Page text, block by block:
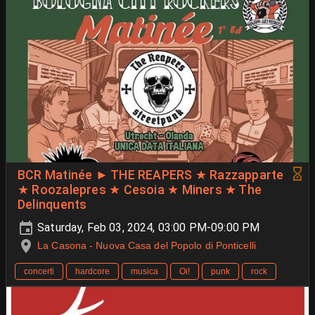
BCR Matinée ► THE REAPERS ★ Razzapparte
★ Roozalepres ★ Cesoia ★ Miners ★ The
Delinquents
Saturday, Feb 03, 2024, 03:00 PM-09:00 PM
La Casona - Nuova Casa del Popolo di Ponticelli
concerti hardcore musica Oi! punk rock